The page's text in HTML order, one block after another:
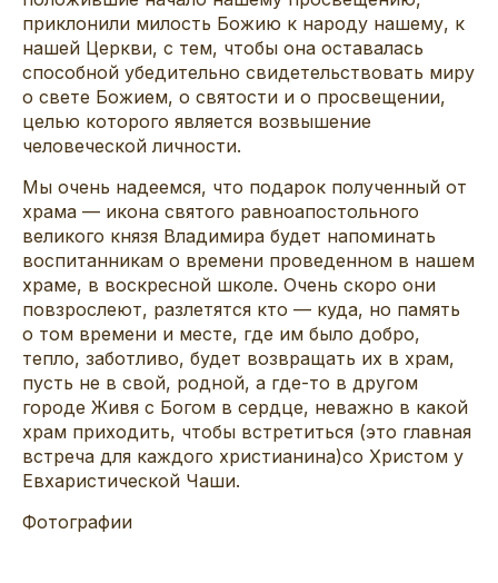
приклонили милость Божию к народу нашему, к
нашей Церкви, с тем, чтобы она оставалась
способной убедительно свидетельствовать миру
о свете Божием, о святости и о просвещении,
целью которого является возвышение
человеческой личности.
Мы очень надеемся, что подарок полученный от
храма — икона святого равноапостольного
великого князя Владимира будет напоминать
воспитанникам о времени проведенном в нашем
храме, в воскресной школе. Очень скоро они
повзрослеют, разлетятся кто — куда, но память
о том времени и месте, где им было добро,
тепло, заботливо, будет возвращать их в храм,
пусть не в свой, родной, а где-то в другом
городе Живя с Богом в сердце, неважно в какой
храм приходить, чтобы встретиться (это главная
встреча для каждого христианина)со Христом у
Евхаристической Чаши.
Фотографии